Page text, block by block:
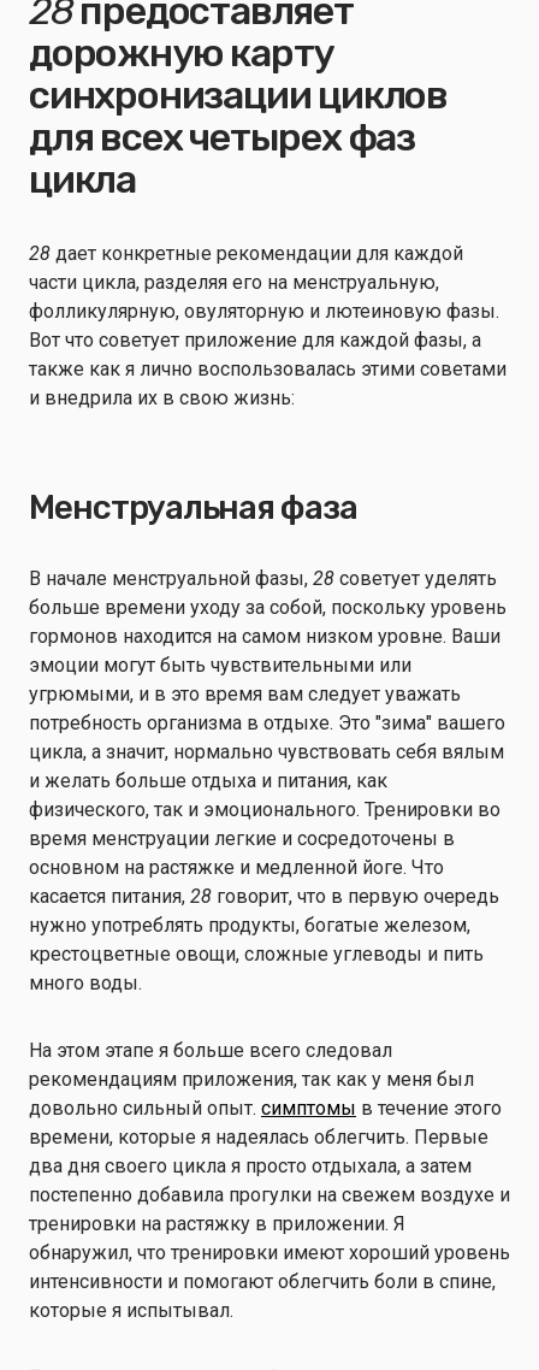
28предоставляет
дорожную карту
синхронизации циклов
для всех четырех фаз
цикла
28 дает конкретные рекомендации для каждой
части цикла, разделяя его на менструальную,
фолликулярную, овуляторную и лютеиновую фазы.
Вот что советует приложение для каждой фазы, а
также как я лично воспользовалась этими советами
и внедрила их в свою жизнь:
Менструальная фаза
В начале менструальной фазы, 28 советует уделять
больше времени уходу за собой, поскольку уровень
гормонов находится на самом низком уровне. Ваши
эмоции могут быть чувствительными или
угрюмыми, и в это время вам следует уважать
потребность организма в отдыхе. Это "зима" вашего
цикла, а значит, нормально чувствовать себя вялым
и желать больше отдыха и питания, как
физического, так и эмоционального. Тренировки во
время менструации легкие и сосредоточены в
основном на растяжке и медленной йоге. Что
касается питания, 28 говорит, что в первую очередь
нужно употреблять продукты, богатые железом,
крестоцветные овощи, сложные углеводы и пить
много воды.
На этом этапе я больше всего следовал
рекомендациям приложения, так как у меня был
довольно сильный опыт. симптомы в течение этого
времени, которые я надеялась облегчить. Первые
два дня своего цикла я просто отдыхала, а затем
постепенно добавила прогулки на свежем воздухе и
тренировки на растяжку в приложении. Я
обнаружил, что тренировки имеют хороший уровень
интенсивности и помогают облегчить боли в спине,
которые я испытывал.